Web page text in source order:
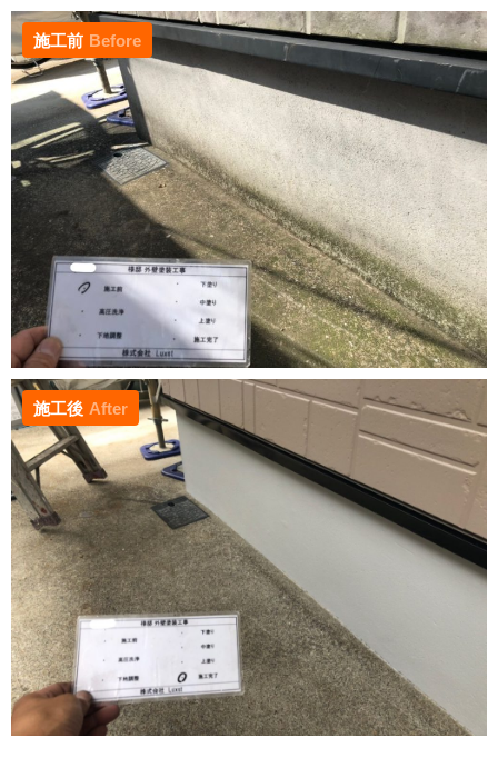
施工前 Before
施工後 After